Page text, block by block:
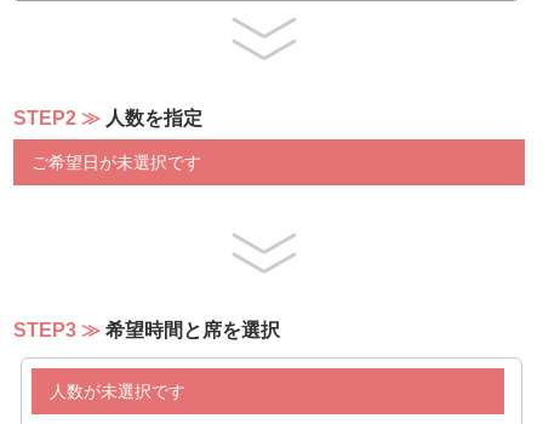
STEP2 人数を指定
ご希望日が未選択です
STEP3 希望時間と席を選択
人数が未選択です